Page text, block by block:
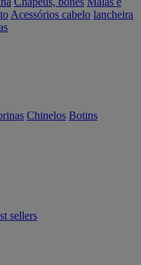
Acessórios cabelo lancheira
Chinelos Botins
sellers